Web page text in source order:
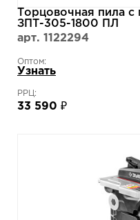
Торцовочная пила
ЗПТ-305-1800 ПЛ
арт. 1122294
Оптом:
Узнать
РРЦ:
33 590 ₽